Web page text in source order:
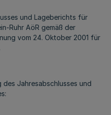
und Lageberichts für
Ruhr AöR gemäß der
vom 24. Oktober 2001 für
Jahresabschlusses und